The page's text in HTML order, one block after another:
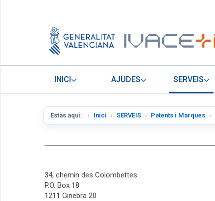
INICI AJUDES SERVEIS
Estàs aquí: Inici SERVEIS Patents i Marques
34, chemin des Colombettes
P.O. Box 18
1211 Ginebra 20